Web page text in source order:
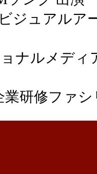
ジュアルア
ナルメディ
研修ファシ